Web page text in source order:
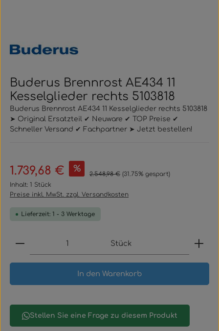
Buderus Brennrost AE434 11
Kesselglieder rechts 5103818
Buderus Brennrost AE434 11 Kesselglieder rechts 5103818
➤ Original Ersatzteil ✔ Neuware ✔ TOP Preise ✔
Schneller Versand ✔ Fachpartner ➤ Jetzt bestellen!
Verkaufspreis:
1.739,68 € % Regulärer Preis:
2.548,98 € (31.75% gespart)
Inhalt: 1 Stück
Preise inkl. MwSt. zzgl. Versandkosten
Lieferzeit: 1 - 3 Werktage
Produkt Anzahl: Gib den gewünschten Wert
Stück
In den Warenkorb
Stellen Sie eine Frage zu diesem Produkt